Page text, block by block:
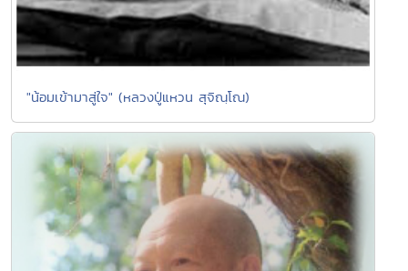
"น้อมเข้ามาสู่ใจ" (หลวงปู่แหวน สุจิณฺโณ)